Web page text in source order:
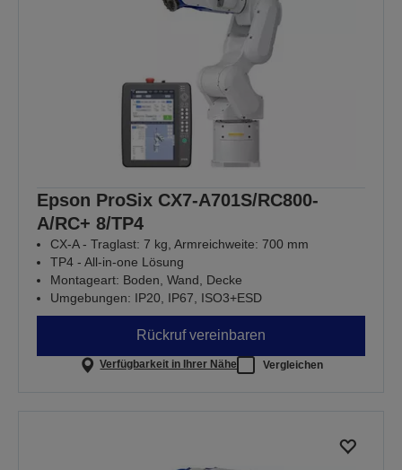
Epson ProSix CX7-A701S/RC800-
A/RC+ 8/TP4
CX-A - Traglast: 7 kg, Armreichweite: 700 mm
TP4 - All-in-one Lösung
Montageart: Boden, Wand, Decke
Umgebungen: IP20, IP67, ISO3+ESD
Rückruf vereinbaren
Verfügbarkeit in Ihrer Nähe Vergleichen